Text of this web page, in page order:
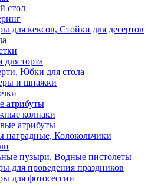
стол
для кексов, Стойки для десертов
для торта
Юбки для стола
и шпажки
атрибуты
колпаки
атрибуты
наградные, Колокольчики
пузыри, Водные пистолеты
для проведения праздников
для фотосессии